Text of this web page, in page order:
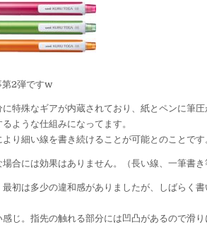
第2弾ですw
特殊なギアが内蔵されており、紙とペンに筆
ような仕組みになってます。
り細い線を書き続けることが可能とのことです
合には効果はありません。（長い線、一筆書き
初は多少の違和感がありましたが、しばらく
じ。指先の触れる部分には凹凸があるので滑